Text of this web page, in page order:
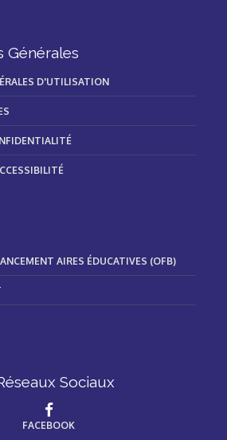
Générales
D'UTILISATION
AIRES ÉDUCATIVES (OFB)
Sociaux
FACEBOOK